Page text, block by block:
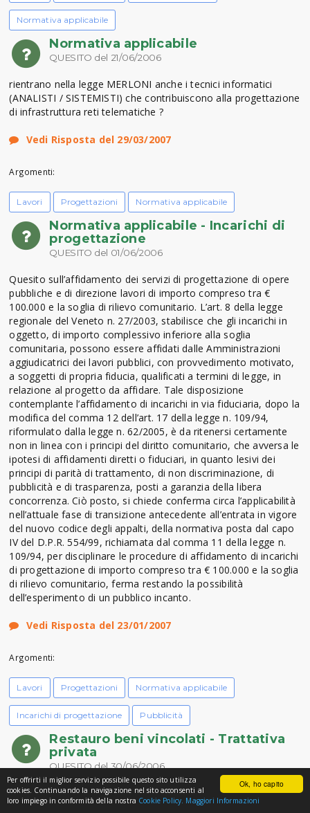
Ok, ho capito
Per offrirti il miglior servizio possibile questo sito utilizza
cookies. Continuando la navigazione nel sito acconsenti al
loro impiego in conformità della nostra Cookie Policy. Maggiori Informazioni
Normativa applicabile
Normativa applicabile
QUESITO del 21/06/2006
rientrano nella legge MERLONI anche i tecnici informatici
(ANALISTI / SISTEMISTI) che contribuiscono alla progettazione
di infrastruttura reti telematiche ?
Vedi Risposta del 29/03/2007
Argomenti:
Lavori Progettazioni Normativa applicabile
Normativa applicabile - Incarichi di
progettazione
QUESITO del 01/06/2006
Quesito sull’affidamento dei servizi di progettazione di opere
pubbliche e di direzione lavori di importo compreso tra €
100.000 e la soglia di rilievo comunitario. L’art. 8 della legge
regionale del Veneto n. 27/2003, stabilisce che gli incarichi in
oggetto, di importo complessivo inferiore alla soglia
comunitaria, possono essere affidati dalle Amministrazioni
aggiudicatrici dei lavori pubblici, con provvedimento motivato,
a soggetti di propria fiducia, qualificati a termini di legge, in
relazione al progetto da affidare. Tale disposizione
contemplante l’affidamento di incarichi in via fiduciaria, dopo la
modifica del comma 12 dell’art. 17 della legge n. 109/94,
riformulato dalla legge n. 62/2005, è da ritenersi certamente
non in linea con i principi del diritto comunitario, che avversa le
ipotesi di affidamenti diretti o fiduciari, in quanto lesivi dei
principi di parità di trattamento, di non discriminazione, di
pubblicità e di trasparenza, posti a garanzia della libera
concorrenza. Ciò posto, si chiede conferma circa l’applicabilità
nell’attuale fase di transizione antecedente all’entrata in vigore
del nuovo codice degli appalti, della normativa posta dal capo
IV del D.P.R. 554/99, richiamata dal comma 11 della legge n.
109/94, per disciplinare le procedure di affidamento di incarichi
di progettazione di importo compreso tra € 100.000 e la soglia
di rilievo comunitario, ferma restando la possibilità
dell’esperimento di un pubblico incanto.
Vedi Risposta del 23/01/2007
Argomenti:
Lavori Progettazioni Normativa applicabile
Incarichi di progettazione Pubblicità
Restauro beni vincolati - Trattativa
privata
QUESITO del 30/06/2006
questo Ente intende appaltare lavori di ristrutturazione di un
fabbricato di proprietà sottoposto a tutela da parte della